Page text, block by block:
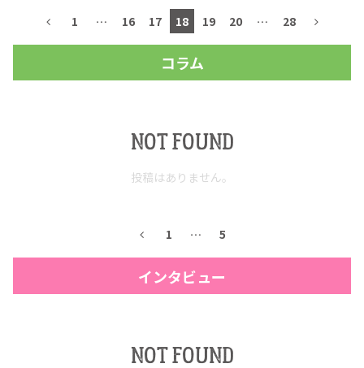
1 … 16 17 18 19 20 … 28
コラム
NOT FOUND
投稿はありません。
1 … 5
インタビュー
NOT FOUND